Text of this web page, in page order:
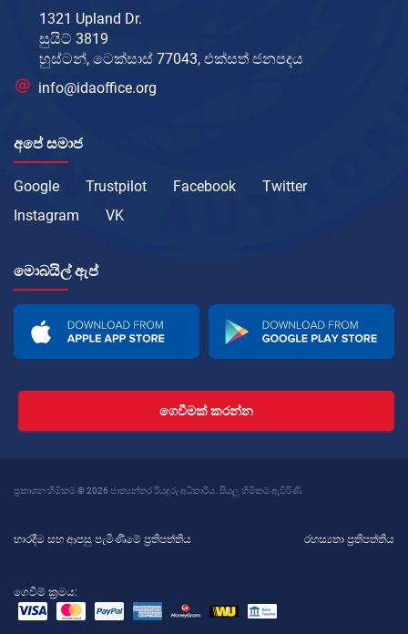
1321 Upland Dr.
සුයිට් 3819
හුස්ටන්, ටෙක්සාස් 77043, එක්සත් ජනපදය
info@idaoffice.org
අපේ සමාජ
Google Trustpilot Facebook
Twitter
Instagram
VK
මොබයිල් ඇප්
ගෙවීමක් කරන්න
ප්‍රකාශන හිමිකම් © 2026 ජාත්‍යන්තර රියදුරු අධිකාරිය. සියලු හිමිකම් ඇවිරිණි
භාරදීම සහ ආපසු පැමිණීමේ ප්‍රතිපත්තිය රහස්‍යතා ප්‍රතිපත්තිය
ගෙවීම් ක්‍රමය: